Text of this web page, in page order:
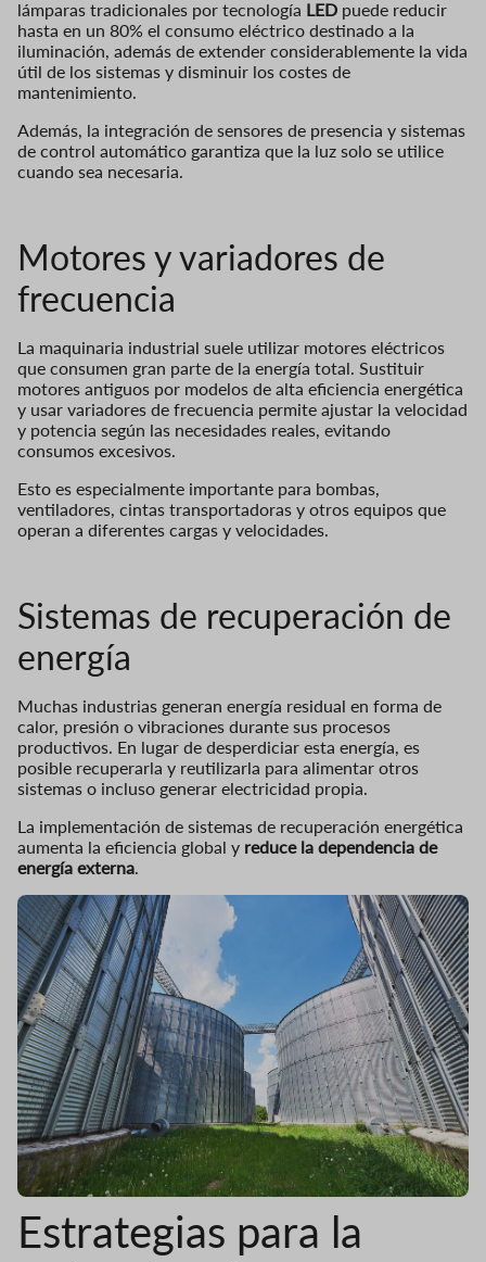
lámparas tradicionales por tecnología LED puede reducir
hasta en un 80% el consumo eléctrico destinado a la
iluminación, además de extender considerablemente la vida
útil de los sistemas y disminuir los costes de
mantenimiento.
Además, la integración de sensores de presencia y sistemas
de control automático garantiza que la luz solo se utilice
cuando sea necesaria.
Motores y variadores de
frecuencia
La maquinaria industrial suele utilizar motores eléctricos
que consumen gran parte de la energía total. Sustituir
motores antiguos por modelos de alta eficiencia energética
y usar variadores de frecuencia permite ajustar la velocidad
y potencia según las necesidades reales, evitando
consumos excesivos.
Esto es especialmente importante para bombas,
ventiladores, cintas transportadoras y otros equipos que
operan a diferentes cargas y velocidades.
Sistemas de recuperación de
energía
Muchas industrias generan energía residual en forma de
calor, presión o vibraciones durante sus procesos
productivos. En lugar de desperdiciar esta energía, es
posible recuperarla y reutilizarla para alimentar otros
sistemas o incluso generar electricidad propia.
La implementación de sistemas de recuperación energética
aumenta la eficiencia global y reduce la dependencia de
energía externa.
Estrategias para la